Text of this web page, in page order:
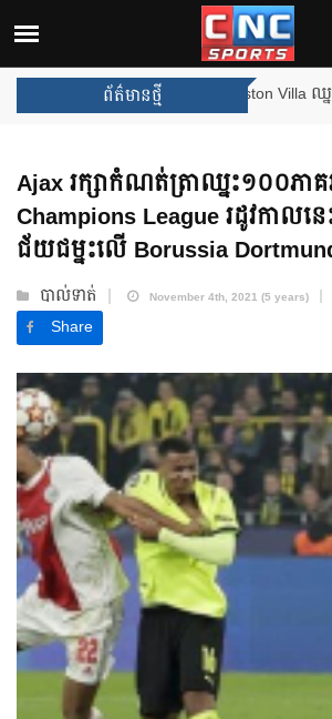
ព័ត៌មានថ្មី
ឈ្នះពានរង្វាន់បន្ថែមទៀត បន្ទាប់ពី Aston Villa ឈ្
Ajax រក្សាកំណត់ត្រាឈ្នះ១០០ភា
Champions League រដូវកាល
ជ័យជម្នះលើ Borussia
បាល់ទាត់ November 4th, 2021 (5 years)
Share